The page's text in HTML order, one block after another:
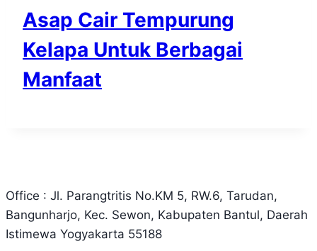
Asap Cair Tempurung
Kelapa Untuk Berbagai
Manfaat
Office : Jl. Parangtritis No.KM 5, RW.6, Tarudan,
Bangunharjo, Kec. Sewon, Kabupaten Bantul, Daerah
Istimewa Yogyakarta 55188